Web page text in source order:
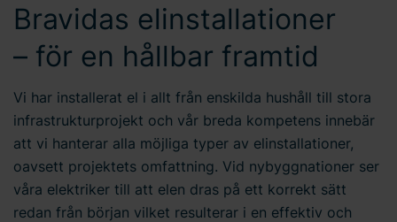
Bravidas elinstallationer
– för en hållbar framtid
Vi har installerat el i allt från enskilda hushåll till stora
infrastrukturprojekt och vår breda kompetens innebär
att vi hanterar alla möjliga typer av elinstallationer,
oavsett projektets omfattning. Vid nybyggnationer ser
våra elektriker till att elen dras på ett korrekt sätt
redan från början vilket resulterar i en effektiv och